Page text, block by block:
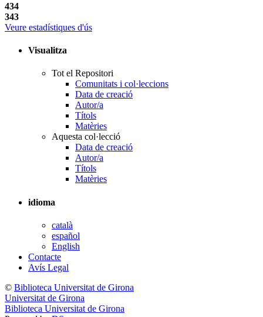
434
343
Veure estadístiques d'ús
Visualitza
Tot el Repositori
Comunitats i col·leccions
Data de creació
Autor/a
Títols
Matèries
Aquesta col·lecció
Data de creació
Autor/a
Títols
Matèries
idioma
català
español
English
Contacte
Avís Legal
© Biblioteca Universitat de Girona
Universitat de Girona
Biblioteca Universitat de Girona